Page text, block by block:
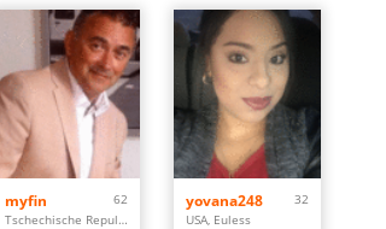
myfin
62
Tschechische Repulik, Jablonec nad Nisou
yovana248
32
USA, Euless